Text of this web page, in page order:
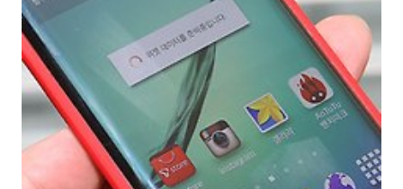
작업을 해야하는 분들에게 어울립니다. 동영상은 21:9 비율로 된 영상을
재생시 좀 더 장점이 있으므로 영상에 최적화가 되어있다고 말하긴 좀 애
매합니다. 21:9 영화를 보는 용도 보다는 1080p의 영상이 훨씬 더 많으
니까요. 삼성모니터 S29E790C 모니터는 커브드..